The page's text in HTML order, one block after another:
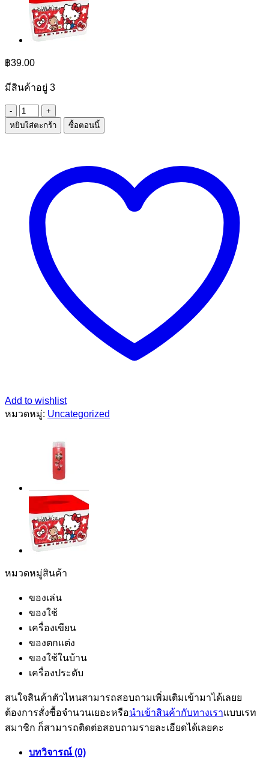
฿39.00
มีสินค้าอยู่ 3
จำนวน
กล่อง
หยิบใส่ตะกร้า ซื้อตอนนี้
Add to wishlist
หมวดหมู่: Uncategorized
หมวดหมู่สินค้า
ของเล่น
ของใช้
เครื่องเขียน
ของตกแต่ง
ของใช้ในบ้าน
เครื่องประดับ
สนใจสินค้าตัวไหนสามารถสอบถามเพิ่มเติมเข้ามาได้เลยย
ต้องการสั่งซื้อจำนวนเยอะหรือนำเข้าสินค้ากับทางเราแบบเรท
สมาชิก ก็สามารถติดต่อสอบถามรายละเอียดได้เลยคะ
บทวิจารณ์ (0)